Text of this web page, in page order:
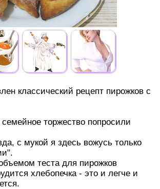
классический рецепт пирожков с
торжество попросили
с мукой я здесь вожусь только
теста для пирожков
хлебопечка - это и легче и